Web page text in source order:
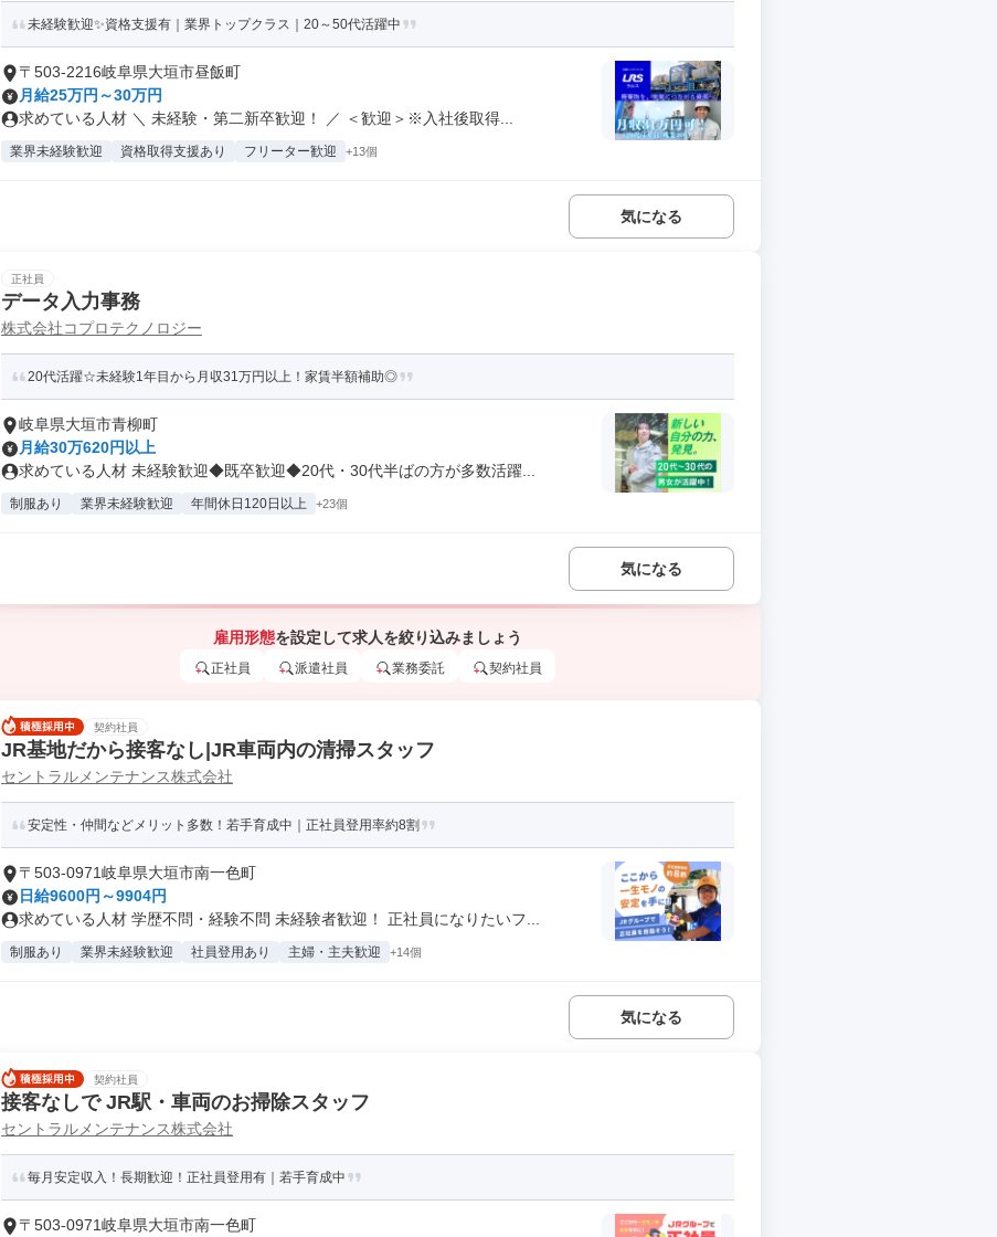
未経験歓迎✨資格支援有｜業界トップクラス｜20～50代活躍中
〒503-2216岐阜県大垣市昼飯町
月給25万円～30万円
求めている人材 ＼ 未経験・第二新卒歓迎！ ／ ＜歓迎＞※入社後取得...
業界未経験歓迎 資格取得支援あり フリーター歓迎 +13個
気になる
正社員
データ入力事務
株式会社コプロテクノロジー
20代活躍☆未経験1年目から月収31万円以上！家賃半額補助◎
岐阜県大垣市青柳町
月給30万620円以上
求めている人材 未経験歓迎◆既卒歓迎◆20代・30代半ばの方が多数活躍...
制服あり 業界未経験歓迎 年間休日120日以上 +23個
気になる
雇用形態を設定して求人を絞り込みましょう
正社員 派遣社員 業務委託 契約社員
契約社員
JR基地だから接客なし|JR車両内の清掃スタッフ
セントラルメンテナンス株式会社
安定性・仲間などメリット多数！若手育成中｜正社員登用率約8割
〒503-0971岐阜県大垣市南一色町
日給9600円～9904円
求めている人材 学歴不問・経験不問 未経験者歓迎！ 正社員になりたいフ...
制服あり 業界未経験歓迎 社員登用あり 主婦・主夫歓迎 +14個
気になる
契約社員
接客なしで JR駅・車両のお掃除スタッフ
セントラルメンテナンス株式会社
毎月安定収入！長期歓迎！正社員登用有｜若手育成中
〒503-0971岐阜県大垣市南一色町